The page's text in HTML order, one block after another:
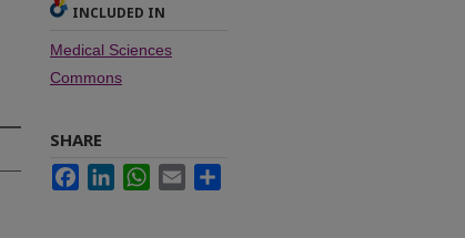
INCLUDED IN
Medical Sciences
Commons
SHARE
FacebookLinkedInWhatsApp
Email